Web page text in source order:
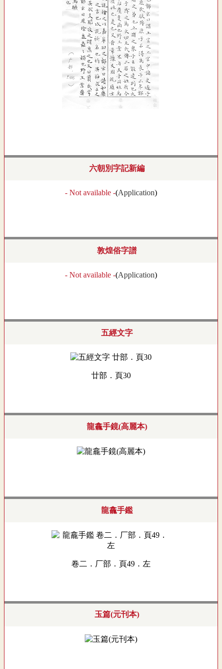
六朝別字記新編
- Not available -(Application)
敦煌俗字譜
- Not available -(Application)
五經文字
廿部．頁30
龍龕手鏡(高麗本)
龍龕手鑑
卷二．厂部．頁49．左
玉篇(元刊本)